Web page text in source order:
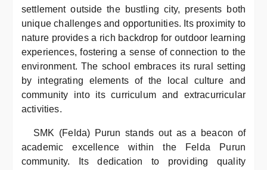
settlement outside the bustling city, presents both
unique challenges and opportunities. Its proximity to
nature provides a rich backdrop for outdoor learning
experiences, fostering a sense of connection to the
environment. The school embraces its rural setting
by integrating elements of the local culture and
community into its curriculum and extracurricular
activities.
SMK (Felda) Purun stands out as a beacon of
academic excellence within the Felda Purun
community. Its dedication to providing quality